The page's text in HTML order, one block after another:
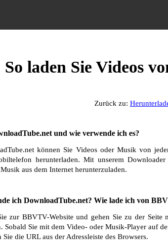
So laden Sie Videos
Zurück zu:
und wie verwende ich es?
können Sie Videos oder Musik von
herunterladen. Mit unserem
aus dem Internet herunterzuladen.
ich DownloadTube.net? Wie lade ich von
zur BBVTV-Website und gehen Sie zu der
Sobald Sie mit dem Video- oder Musik-Player auf
Sie die URL aus der Adressleiste des Browsers.